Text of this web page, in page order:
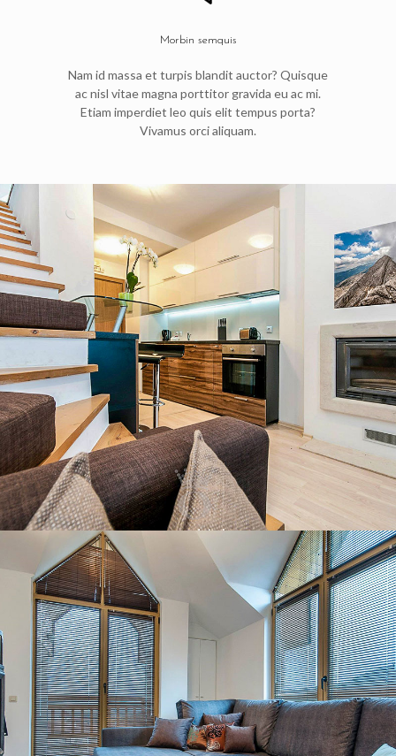
Morbin semquis
Nam id massa et turpis blandit auctor? Quisque
ac nisl vitae magna porttitor gravida eu ac mi.
Etiam imperdiet leo quis elit tempus porta?
Vivamus orci aliquam.